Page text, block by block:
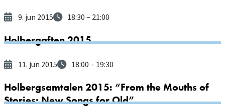
9. jun 2015 18:30– 21:00
Holbergaften 2015
11. jun 2015 18:00– 19:30
Holbergsamtalen 2015: “From the Mouths of
Stories: New Songs for Old”